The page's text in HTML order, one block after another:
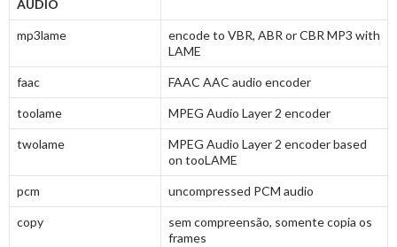
ÁUDIO
mp3lame
encode to VBR, ABR or CBR MP3 with
LAME
faac FAAC AAC audio encoder
toolame MPEG Audio Layer 2 encoder
twolame
MPEG Audio Layer 2 encoder based
on tooLAME
pcm uncompressed PCM audio
copy
sem compreensão, somente copia os
frames